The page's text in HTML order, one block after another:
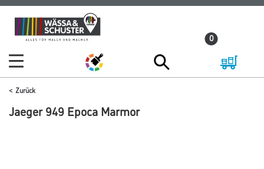
Zum
Inhalt
Zum
Navigationsmenü
0
Zurück
Jaeger 949 Epoca Marmor